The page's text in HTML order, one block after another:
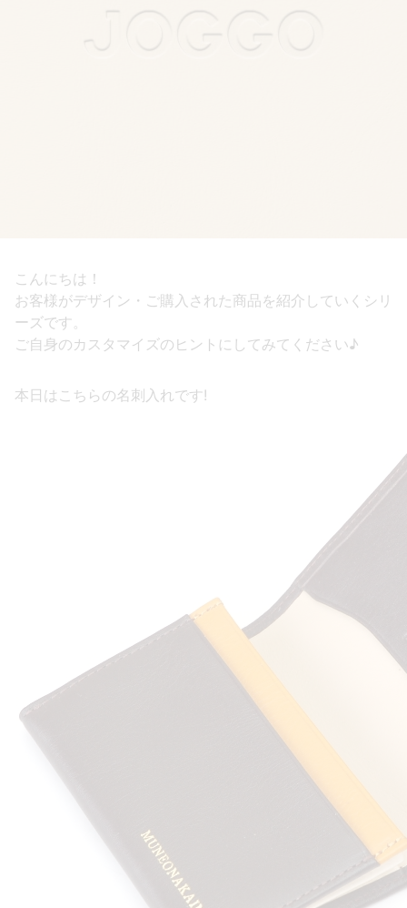
こんにちは！
お客様がデザイン・ご購入された商品を紹介していくシリ
ーズです。
ご自身のカスタマイズのヒントにしてみてください♪
本日はこちらの名刺入れです!